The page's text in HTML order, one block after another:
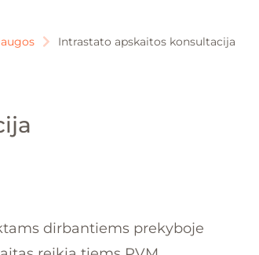
Intrastato apskaitos konsultacija
dirbantiems prekyboje